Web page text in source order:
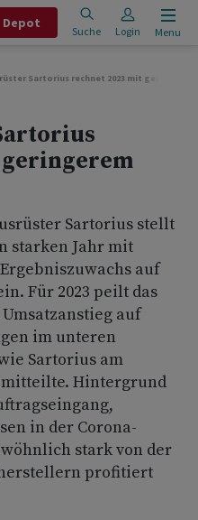
Depot
Suche Login Menu
Sartorius rechnet 2023 mit geringerem
Sartorius stellt
starken Jahr mit
auf
Für 2023 peilt das
auf
im unteren
Sartorius am
Hintergrund
in der Corona-
stark von der
profitiert